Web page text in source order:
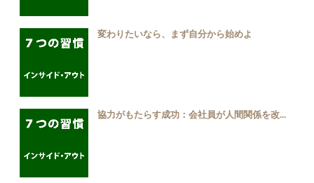
変わりたいなら、まず自分から始めよ
協力がもたらす成功：会社員が人間関係を改...